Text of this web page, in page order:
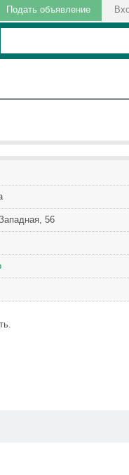
Подать объявление
56